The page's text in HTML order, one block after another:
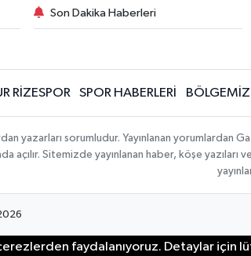
Son Dakika Haberleri
RİZESPOR SPOR HABERLERİ BÖLGEMİZ
yazarları sorumludur. Yayınlanan
açılır. Sitemizde yayınlanan haber, köşe
faydalanıyoruz. Detaylar için